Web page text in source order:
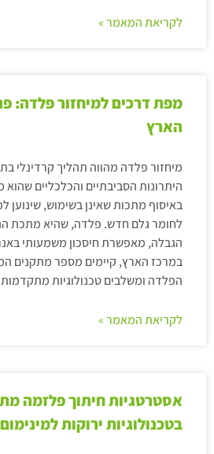
לקריאת המאמר »
מפת דרכים למיחזור פלדה:
הארץ
מיחזור פלדה מהווה תהליך קרדינלי
היתרונות הסביבתיים והכלכליים
באיסוף מתכות שאינן בשימוש, שינוען
לחומר גלם חדש. פלדה, שהיא מתכת
הגבלה, מאפשרת חיסכון משמעותי
במרכז הארץ, קיימים מספר מתקנים
הפלדה ומשלבים טכנולוגיות מתקדמות
לקריאת המאמר »
אסטרטגיות חיתוך פלזמה
בטכנולוגיות ירוקות